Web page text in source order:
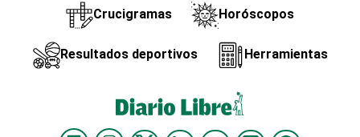
Crucigramas Horóscopos
Resultados deportivos Herramientas